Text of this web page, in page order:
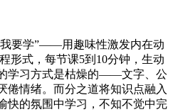
我要学”——用趣味性激发内在动
形式，每节课5到10分钟，生动
学习方式是枯燥的——文字、公
倦情绪。而分之道将知识点融入
快的氛围中学习，不知不觉中完